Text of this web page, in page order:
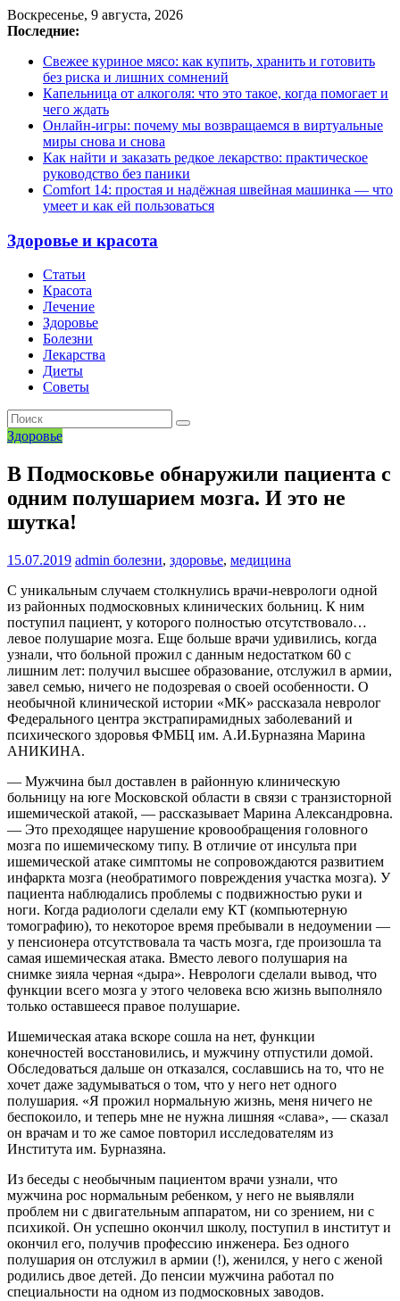
Воскресенье, 9 августа, 2026
Последние:
Свежее куриное мясо: как купить, хранить и готовить
без риска и лишних сомнений
Капельница от алкоголя: что это такое, когда помогает и
чего ждать
Онлайн-игры: почему мы возвращаемся в виртуальные
миры снова и снова
Как найти и заказать редкое лекарство: практическое
руководство без паники
Comfort 14: простая и надёжная швейная машинка — что
умеет и как ей пользоваться
Здоровье и красота
Статьи
Красота
Лечение
Здоровье
Болезни
Лекарства
Диеты
Советы
Здоровье
В Подмосковье обнаружили пациента с
одним полушарием мозга. И это не
шутка!
15.07.2019 admin болезни, здоровье, медицина
С уникальным случаем столкнулись врачи-неврологи одной
из районных подмосковных клинических больниц. К ним
поступил пациент, у которого полностью отсутствовало…
левое полушарие мозга. Еще больше врачи удивились, когда
узнали, что больной прожил с данным недостатком 60 с
лишним лет: получил высшее образование, отслужил в армии,
завел семью, ничего не подозревая о своей особенности. О
необычной клинической истории «МК» рассказала невролог
Федерального центра экстрапирамидных заболеваний и
психического здоровья ФМБЦ им. А.И.Бурназяна Марина
АНИКИНА.
— Мужчина был доставлен в районную клиническую
больницу на юге Московской области в связи с транзисторной
ишемической атакой, — рассказывает Марина Александровна.
— Это преходящее нарушение кровообращения головного
мозга по ишемическому типу. В отличие от инсульта при
ишемической атаке симптомы не сопровождаются развитием
инфаркта мозга (необратимого повреждения участка мозга). У
пациента наблюдались проблемы с подвижностью руки и
ноги. Когда радиологи сделали ему КТ (компьютерную
томографию), то некоторое время пребывали в недоумении —
у пенсионера отсутствовала та часть мозга, где произошла та
самая ишемическая атака. Вместо левого полушария на
снимке зияла черная «дыра». Неврологи сделали вывод, что
функции всего мозга у этого человека всю жизнь выполняло
только оставшееся правое полушарие.
Ишемическая атака вскоре сошла на нет, функции
конечностей восстановились, и мужчину отпустили домой.
Обследоваться дальше он отказался, сославшись на то, что не
хочет даже задумываться о том, что у него нет одного
полушария. «Я прожил нормальную жизнь, меня ничего не
беспокоило, и теперь мне не нужна лишняя «слава», — сказал
он врачам и то же самое повторил исследователям из
Института им. Бурназяна.
Из беседы с необычным пациентом врачи узнали, что
мужчина рос нормальным ребенком, у него не выявляли
проблем ни с двигательным аппаратом, ни со зрением, ни с
психикой. Он успешно окончил школу, поступил в институт и
окончил его, получив профессию инженера. Без одного
полушария он отслужил в армии (!), женился, у него с женой
родились двое детей. До пенсии мужчина работал по
специальности на одном из подмосковных заводов.